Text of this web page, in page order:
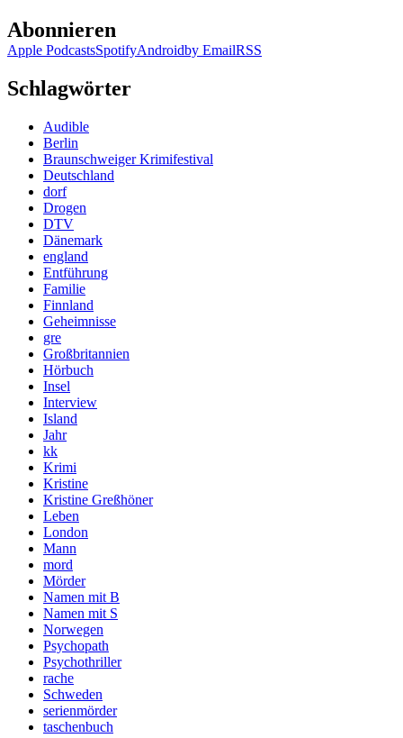
Abonnieren
Apple PodcastsSpotifyAndroidby EmailRSS
Schlagwörter
Audible
Berlin
Braunschweiger Krimifestival
Deutschland
dorf
Drogen
DTV
Dänemark
england
Entführung
Familie
Finnland
Geheimnisse
gre
Großbritannien
Hörbuch
Insel
Interview
Island
Jahr
kk
Krimi
Kristine
Kristine Greßhöner
Leben
London
Mann
mord
Mörder
Namen mit B
Namen mit S
Norwegen
Psychopath
Psychothriller
rache
Schweden
serienmörder
taschenbuch